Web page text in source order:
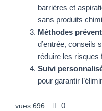
barrières et
sans produits
Méthodes
d’entrée, conseils
réduire les risques
Suivi
pour garantir
vues 696 0